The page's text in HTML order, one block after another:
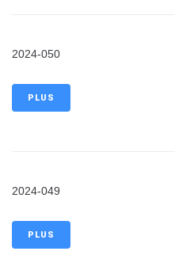
2024-050
PLUS
2024-049
PLUS